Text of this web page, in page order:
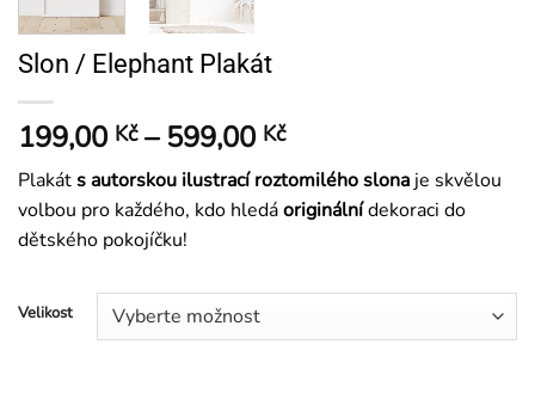
Slon / Elephant Plakát
199,00 Kč – 599,00 KčRozpětí
cen:
199,00 Kč
až
Plakáts autorskou ilustrací roztomilého slona je skvělou
volbou pro každého, kdo hledáoriginálnídekoraci do
dětského pokojíčku!
Velikost